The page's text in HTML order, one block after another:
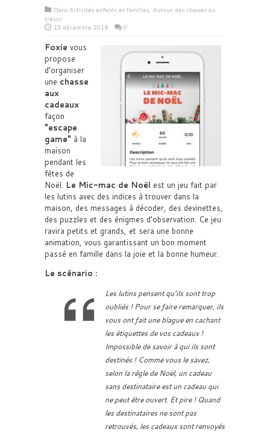
Dans Activités enfants et familles, Autour des chasses au
trésor
15 décembre 2018
0
Foxie vous
propose
d’organiser
une chasse
aux
cadeaux
façon
escape
game
à la
maison
pendant les
fêtes de
Noël. Le Mic-mac de Noël est un jeu fait par
les lutins avec des indices à trouver dans la
maison, des messages à décoder, des devinettes,
des puzzles et des énigmes d’observation. Ce jeu
ravira petits et grands, et sera une bonne
animation, vous garantissant un bon moment
passé en famille dans la joie et la bonne humeur.
Le scénario :
Les lutins pensent qu’ils sont trop
oubliés ! Pour se faire remarquer, ils
vous ont fait une blague en cachant
les étiquettes de vos cadeaux !
Impossible de savoir à qui ils sont
destinés ! Comme vous le savez,
selon la règle de Noël, un cadeau
sans destinataire est un cadeau qui
ne peut être ouvert. Et pire ! Quand
les destinataires ne sont pas
retrouvés, les cadeaux sont renvoyés